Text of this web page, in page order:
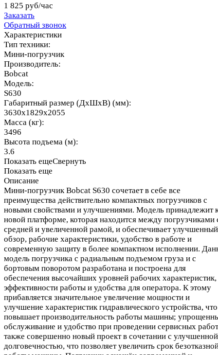
1 825 руб/час
Заказать
Обратный звонок
Характеристики
Тип техники:
Мини-погрузчик
Производитель:
Bobcat
Модель:
S630
Габаритный размер (ДхШхВ) (мм):
3630x1829x2055
Масса (кг):
3496
Высота подъема (м):
3.6
Показать ещеСвернуть
Показать еще
Описание
Мини-погрузчик Bobcat S630 сочетает в себе все
преимущества действительно компактных погрузчиков с
новыми свойствами и улучшениями. Модель принадлежит
новой платформе, которая находится между погрузчиками
средней и увеличенной рамой, и обеспечивает улучшенный
обзор, рабочие характеристики, удобство в работе и
современную защиту в более компактном исполнении.
модель погрузчика с радиальным подъемом груза и с
бортовым поворотом разработана и построена для
обеспечения высочайших уровней рабочих характеристик,
эффективности работы и удобства для оператора. К этому
прибавляется значительное увеличение мощности и
улучшение характеристик гидравлического устройства, что
повышает производительность работы машины;
обслуживание и удобство при проведении сервисных
также совершенно новый проект в сочетании с улучшенной
долговечностью, что позволяет увеличить срок